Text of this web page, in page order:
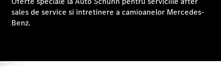
sales de service si intretinere a camioanelor Mercedes-
Benz.